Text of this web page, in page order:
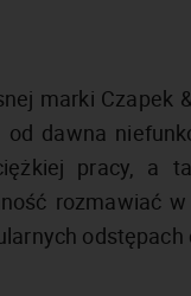
marki Czapek
dawna
pracy, a
rozmawiać
odstępach